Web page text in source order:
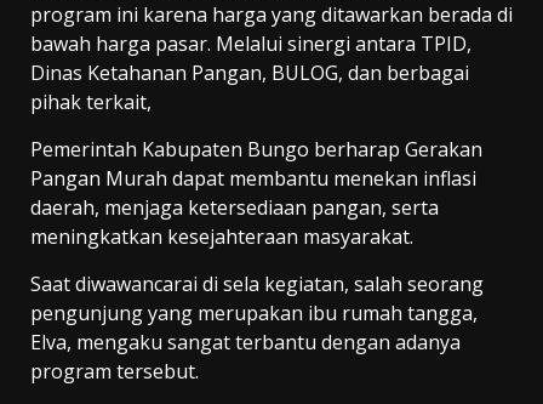
program ini karena harga yang ditawarkan berada di
bawah harga pasar. Melalui sinergi antara TPID,
Dinas Ketahanan Pangan, BULOG, dan berbagai
pihak terkait,
Pemerintah Kabupaten Bungo berharap Gerakan
Pangan Murah dapat membantu menekan inflasi
daerah, menjaga ketersediaan pangan, serta
meningkatkan kesejahteraan masyarakat.
Saat diwawancarai di sela kegiatan, salah seorang
pengunjung yang merupakan ibu rumah tangga,
Elva, mengaku sangat terbantu dengan adanya
program tersebut.